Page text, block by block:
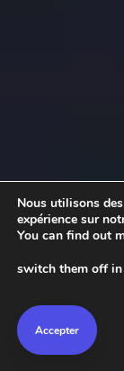
Nous utilisons
expérience sur
You can find out
switch them off in
Accepter